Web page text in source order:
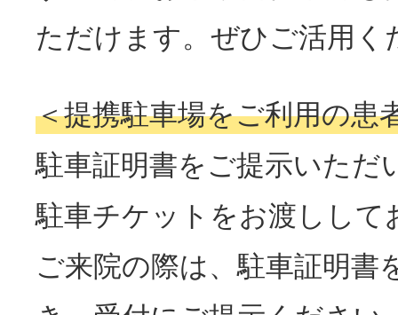
ただけます。ぜひご活用く
＜提携駐車場をご利用の患
駐車証明書をご提示いただ
駐車チケットをお渡しして
ご来院の際は、駐車証明書